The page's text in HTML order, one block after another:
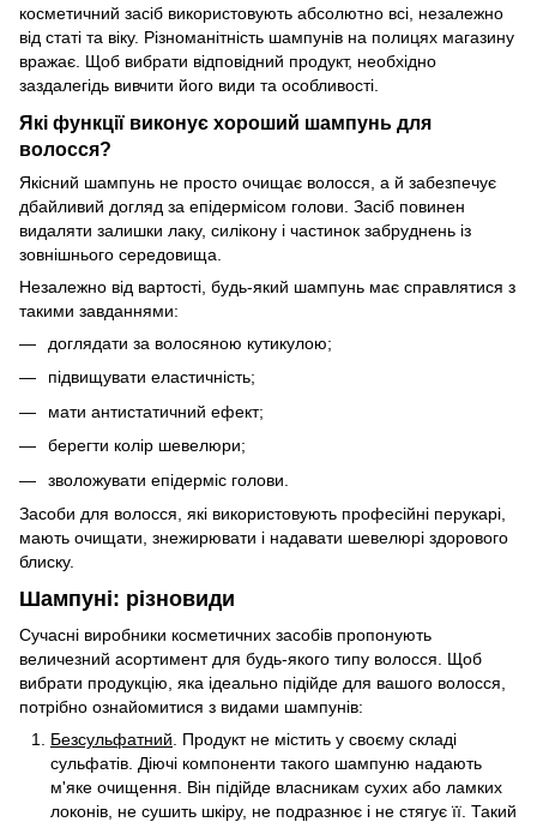
косметичний засіб використовують абсолютно всі, незалежно
від статі та віку. Різноманітність шампунів на полицях магазину
вражає. Щоб вибрати відповідний продукт, необхідно
заздалегідь вивчити його види та особливості.
Які функції виконує хороший шампунь для
волосся?
Якісний шампунь не просто очищає волосся, а й забезпечує
дбайливий догляд за епідермісом голови. Засіб повинен
видаляти залишки лаку, силікону і частинок забруднень із
зовнішнього середовища.
Незалежно від вартості, будь-який шампунь має справлятися з
такими завданнями:
доглядати за волосяною кутикулою;
підвищувати еластичність;
мати антистатичний ефект;
берегти колір шевелюри;
зволожувати епідерміс голови.
Засоби для волосся, які використовують професійні перукарі,
мають очищати, знежирювати і надавати шевелюрі здорового
блиску.
Шампуні: різновиди
Сучасні виробники косметичних засобів пропонують
величезний асортимент для будь-якого типу волосся. Щоб
вибрати продукцію, яка ідеально підійде для вашого волосся,
потрібно ознайомитися з видами шампунів:
Безсульфатний . Продукт не містить у своєму складі
сульфатів. Діючі компоненти такого шампуню надають
м'яке очищення. Він підійде власникам сухих або ламких
локонів, не сушить шкіру, не подразнює і не стягує її. Такий